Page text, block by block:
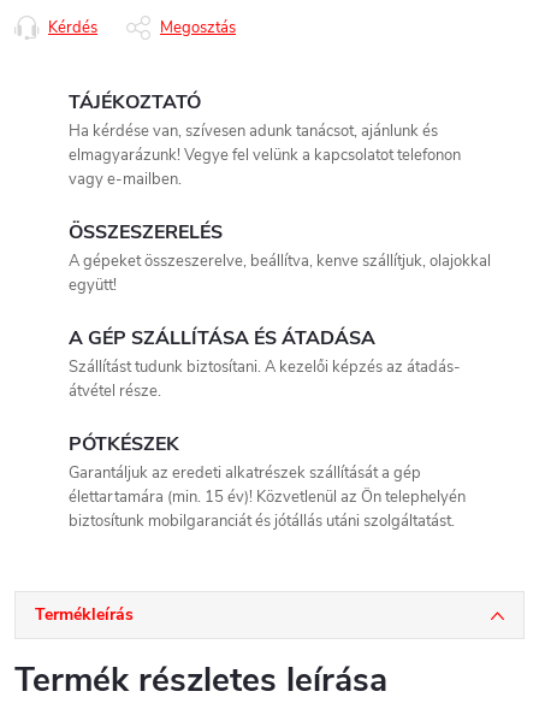
Kérdés Megosztás
TÁJÉKOZTATÓ
Ha kérdése van, szívesen adunk tanácsot, ajánlunk és
elmagyarázunk! Vegye fel velünk a kapcsolatot telefonon
vagy e-mailben.
ÖSSZESZERELÉS
A gépeket összeszerelve, beállítva, kenve szállítjuk, olajokkal
együtt!
A GÉP SZÁLLÍTÁSA ÉS ÁTADÁSA
Szállítást tudunk biztosítani. A kezelői képzés az átadás-
átvétel része.
PÓTKÉSZEK
Garantáljuk az eredeti alkatrészek szállítását a gép
élettartamára (min. 15 év)! Közvetlenül az Ön telephelyén
biztosítunk mobilgaranciát és jótállás utáni szolgáltatást.
Termékleírás
Termék részletes leírása